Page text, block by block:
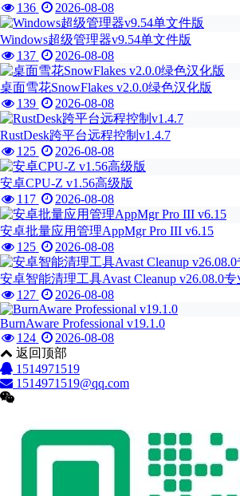
136
2026-08-08
Windows超级管理器v9.54单文件版
137
2026-08-08
桌面雪花SnowFlakes v2.0.0绿色汉化版
139
2026-08-08
RustDesk跨平台远程控制v1.4.7
125
2026-08-08
安卓CPU-Z v1.56高级版
117
2026-08-08
安卓批量应用管理AppMgr Pro III v6.15
125
2026-08-08
安卓智能清理工具Avast Cleanup v26.08.0专
127
2026-08-08
BurnAware Professional v19.1.0
124
2026-08-08
返回顶部
1514971519
1514971519@qq.com